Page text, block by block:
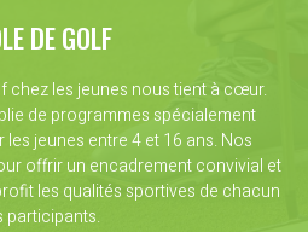
DE GOLF
chez les jeunes nous tient à cœur.
de programmes spécialement
jeunes entre 4 et 16 ans. Nos
offrir un encadrement convivial et
les qualités sportives de chacun
participants.